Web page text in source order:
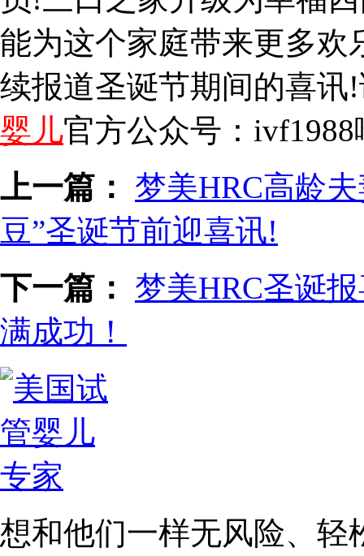
能为这个家庭带来更多欢
续报道圣诞节期间的喜讯
婴儿官方公众号：ivf1988
上一篇：
梦美HRC高龄
豆”圣诞节前迎喜讯!
下一篇：
梦美HRC圣诞
满成功！
想和他们一样无风险、轻